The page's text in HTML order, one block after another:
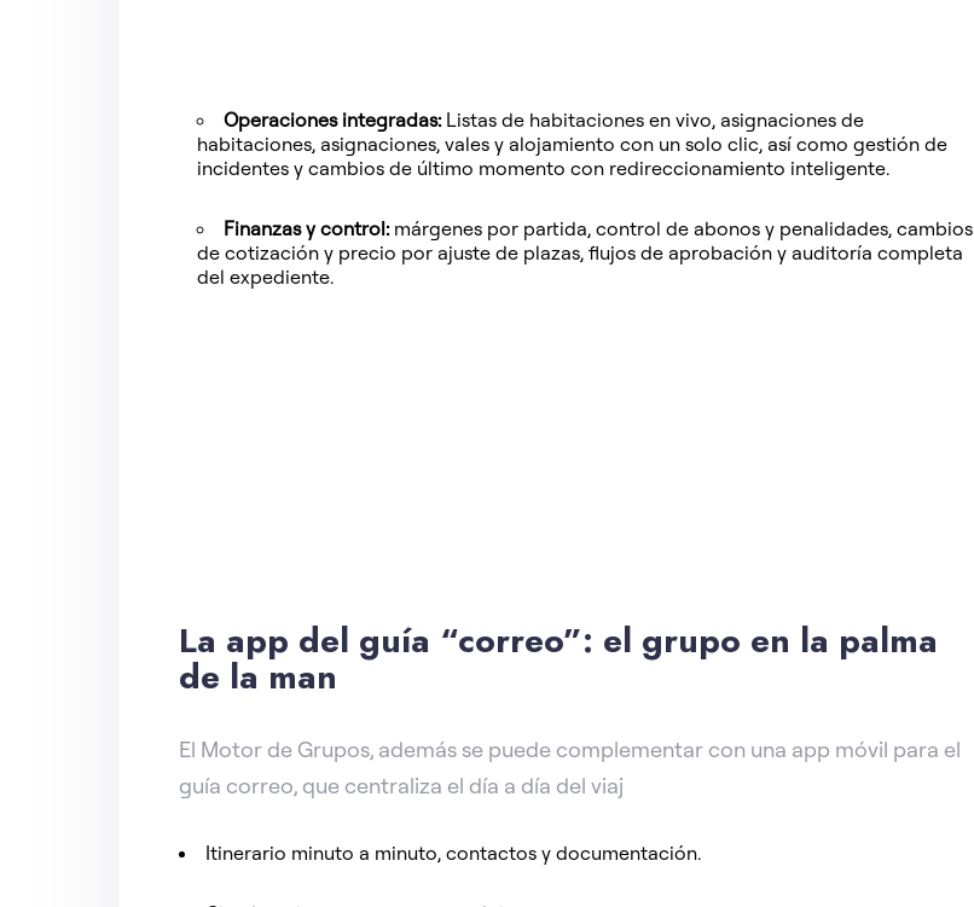
Operaciones integradas:Listas de habitaciones en vivo, asignaciones de
habitaciones, asignaciones, vales y alojamiento con un solo clic, así como gestión de
incidentes y cambios de último momento con redireccionamiento inteligente.
Finanzas y control:márgenes por partida, control de abonos y penalidades, cambios
de cotización y precio por ajuste de plazas, flujos de aprobación y auditoría completa
del expediente.
La app del guía “correo”: el grupo en la palma
de la man
El Motor de Grupos, además se puede complementar con una app móvil para el
guía correo, que centraliza el día a día del viaj
Itinerario minuto a minuto, contactos y documentación.